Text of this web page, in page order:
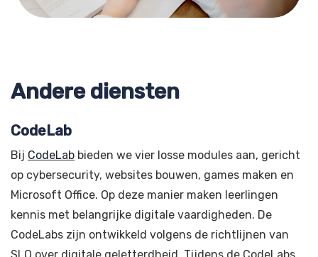
Andere diensten
CodeLab
Bij CodeLab bieden we vier losse modules aan, gericht
op cybersecurity, websites bouwen, games maken en
Microsoft Office. Op deze manier maken leerlingen
kennis met belangrijke digitale vaardigheden. De
CodeLabs zijn ontwikkeld volgens de richtlijnen van